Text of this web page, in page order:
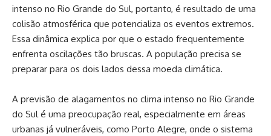
intenso no Rio Grande do Sul, portanto, é resultado de uma
colisão atmosférica que potencializa os eventos extremos.
Essa dinâmica explica por que o estado frequentemente
enfrenta oscilações tão bruscas. A população precisa se
preparar para os dois lados dessa moeda climática.
A previsão de alagamentos no clima intenso no Rio Grande
do Sul é uma preocupação real, especialmente em áreas
urbanas já vulneráveis, como Porto Alegre, onde o sistema